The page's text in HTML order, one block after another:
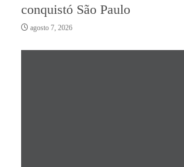
conquistó São Paulo
agosto 7, 2026